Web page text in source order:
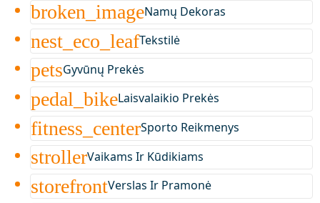
broken_imageNamų Dekoras
nest_eco_leafTekstilė
petsGyvūnų Prekės
pedal_bikeLaisvalaikio Prekės
fitness_centerSporto Reikmenys
strollerVaikams Ir Kūdikiams
storefrontVerslas Ir Pramonė